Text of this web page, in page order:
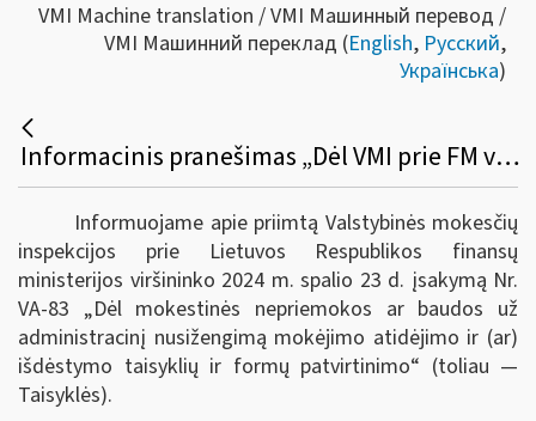
VMI Machine translation / VMI Машинный перевод /
VMI Машинний переклад (English, Русский,
Українська)
Informacinis pranešimas „Dėl VMI prie FM viršininko įsakymo „Dėl Mokestinės nepriemokos ar baudos už administracinį nusižengimą mokėjimo atidėjimo ir (ar) išdėstymo taisyklių ir formų patvirtinimo“
Informuojame apie priimtą Valstybinės mokesčių
inspekcijos prie Lietuvos Respublikos finansų
ministerijos viršininko 2024 m. spalio 23 d. įsakymą Nr.
VA-83 „Dėl mokestinės nepriemokos ar baudos už
administracinį nusižengimą mokėjimo atidėjimo ir (ar)
išdėstymo taisyklių ir formų patvirtinimo“ (toliau —
Taisyklės).